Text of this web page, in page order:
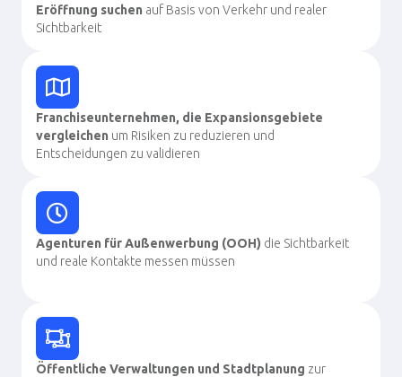
Eröffnung suchen auf Basis von Verkehr und realer
Sichtbarkeit
Franchiseunternehmen, die Expansionsgebiete
vergleichen um Risiken zu reduzieren und
Entscheidungen zu validieren
Agenturen für Außenwerbung (OOH) die Sichtbarkeit
und reale Kontakte messen müssen
Öffentliche Verwaltungen und Stadtplanung zur